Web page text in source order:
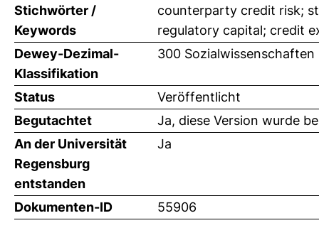
Stichwörter /
Keywords
counterparty credit risk;
regulatory capital; credit
Dewey-Dezimal-
Klassifikation
300
Status
Veröffentlicht
Begutachtet
Ja, diese Version wurde
An der Universität
Regensburg
entstanden
Ja
Dokumenten-ID 55906